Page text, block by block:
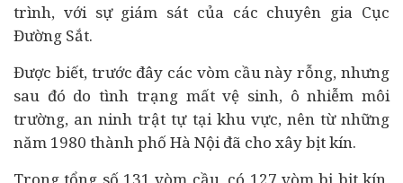
trình, với sự giám sát của các chuyên gia Cục
Đường Sắt.
Được biết, trước đây các vòm cầu này rỗng, nhưng
sau đó do tình trạng mất vệ sinh, ô nhiễm môi
trường, an ninh trật tự tại khu vực, nên từ những
năm 1980 thành phố Hà Nội đã cho xây bịt kín.